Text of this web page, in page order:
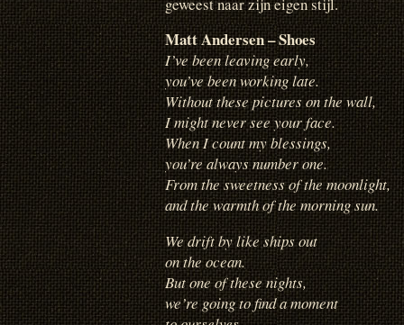
Matt Andersen – Shoes
I’ve been leaving early,
you’ve been working late.
Without these pictures on the wall,
I might never see your face.
When I count my blessings,
you’re always number one.
From the sweetness of the moonlight,
and the warmth of the morning sun.
We drift by like ships out
on the ocean.
But one of these nights,
we’re going to find a moment